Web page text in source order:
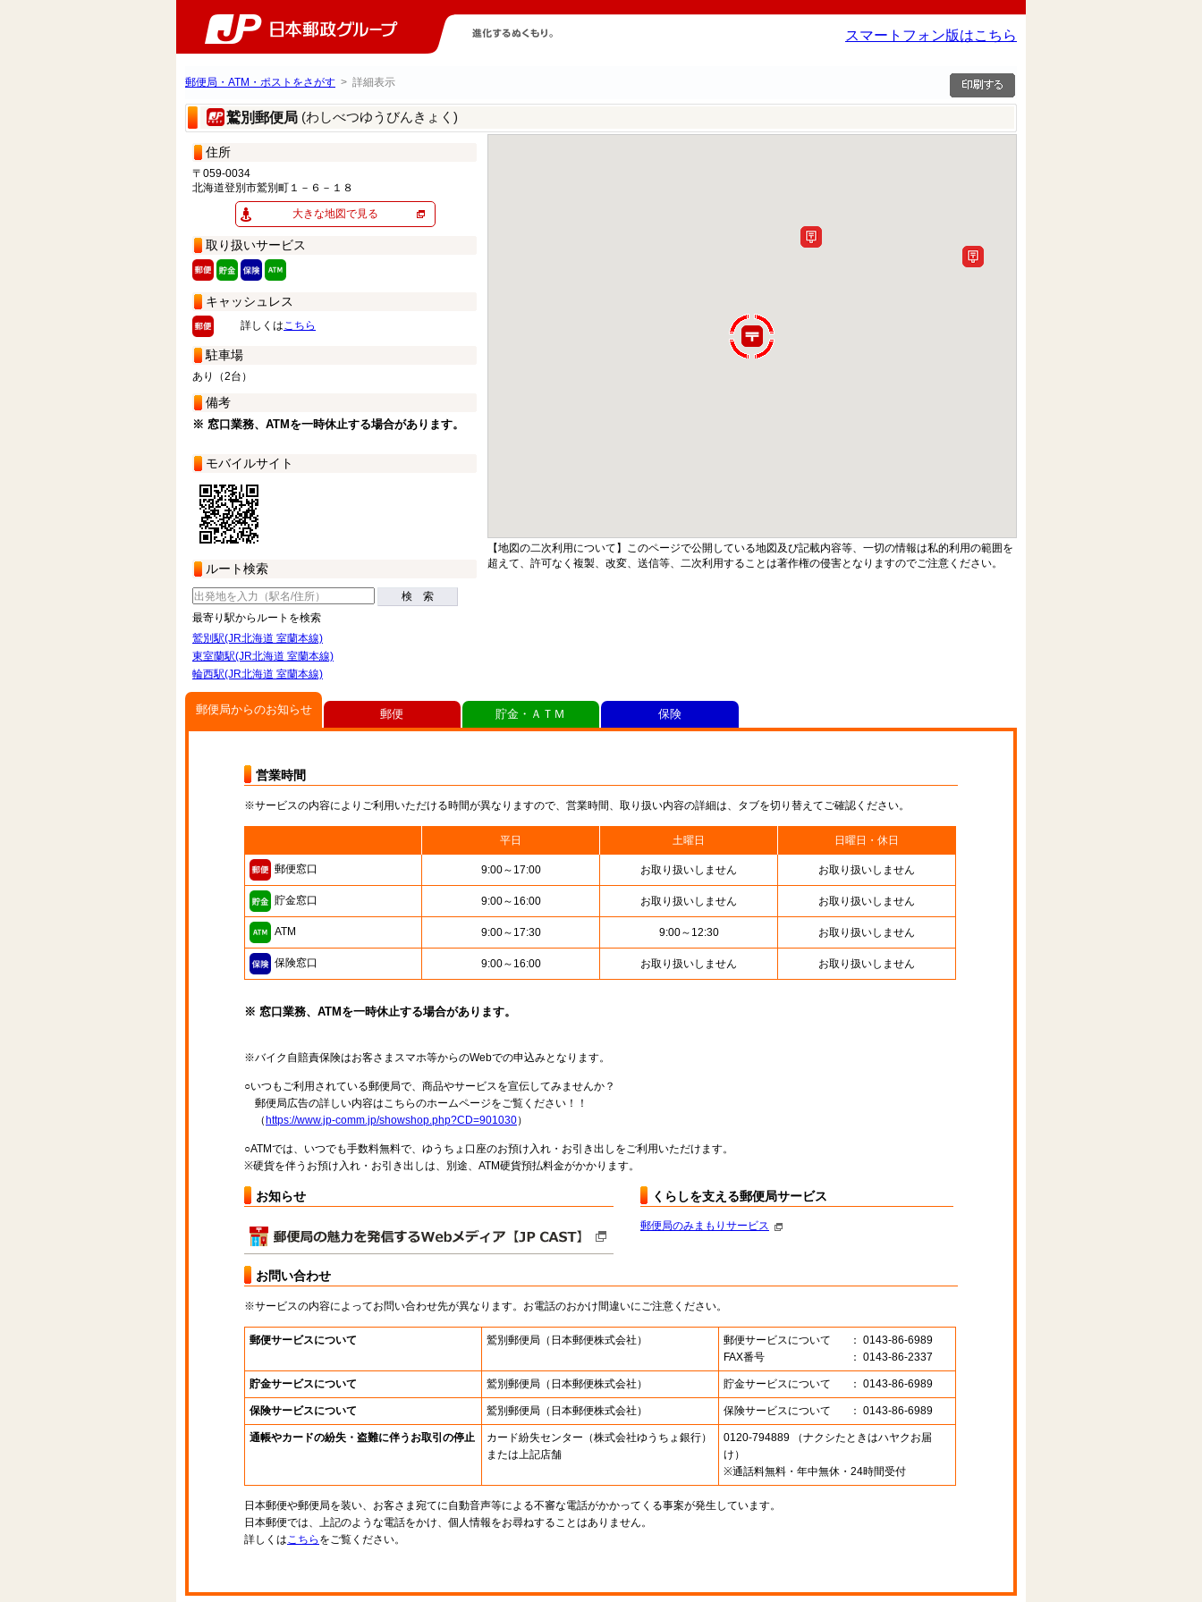
スマートフォン版はこちら
郵便局・ATM・ポストをさがす > 詳細表示
鷲別郵便局 (わしべつゆうびんきょく)
住所
〒059-0034
北海道登別市鷲別町１－６－１８
大きな地図で見る
取り扱いサービス
キャッシュレス
詳しくはこちら
駐車場
あり（2台）
備考
※ 窓口業務、ATMを一時休止する場合があります。
モバイルサイト
ルート検索
検 索
最寄り駅からルートを検索
鷲別駅(JR北海道 室蘭本線)
東室蘭駅(JR北海道 室蘭本線)
輪西駅(JR北海道 室蘭本線)
【地図の二次利用について】このページで公開している地図及び記載内容等、一切の情報は私的利用の範囲を
超えて、許可なく複製、改変、送信等、二次利用することは著作権の侵害となりますのでご注意ください。
郵便局からのお知らせ
営業時間
※サービスの内容によりご利用いただける時間が異なりますので、営業時間、取り扱い内容の詳細は、タブを切り替えてご確認ください。
平日 土曜日 日曜日・休日
郵便窓口 9:00～17:00 お取り扱いしません お取り扱いしません
貯金窓口 9:00～16:00 お取り扱いしません お取り扱いしません
ATM 9:00～17:30 9:00～12:30 お取り扱いしません
保険窓口 9:00～16:00 お取り扱いしません お取り扱いしません
※ 窓口業務、ATMを一時休止する場合があります。
※バイク自賠責保険はお客さまスマホ等からのWebでの申込みとなります。
○いつもご利用されている郵便局で、商品やサービスを宣伝してみませんか？
郵便局広告の詳しい内容はこちらのホームページをご覧ください！！
（ https://www.jp-comm.jp/showshop.php?CD=901030）
○ATMでは、いつでも手数料無料で、ゆうちょ口座のお預け入れ・お引き出しをご利用いただけます。
※硬貨を伴うお預け入れ・お引き出しは、別途、ATM硬貨預払料金がかかります。
お知らせ くらしを支える郵便局サービス
郵便局のみまもりサービス
お問い合わせ
※サービスの内容によってお問い合わせ先が異なります。お電話のおかけ間違いにご注意ください。
郵便サービスについて 鷲別郵便局 （日本郵便株式会社） 郵便サービスについて
： 0143-86-6989
FAX番号
： 0143-86-2337
貯金サービスについて 鷲別郵便局 （日本郵便株式会社） 貯金サービスについて ： 0143-86-6989
保険サービスについて 鷲別郵便局 （日本郵便株式会社） 保険サービスについて ： 0143-86-6989
通帳やカードの紛失・盗難に伴うお取引の停止 カード紛失センター （株式会社ゆうちょ銀行）
または上記店舗
0120-794889 （ナクシたときはハヤクお届
け）
※通話料無料・年中無休・24時間受付
日本郵便や郵便局を装い、お客さま宛てに自動音声等による不審な電話がかかってくる事案が発生しています。
日本郵便では、上記のような電話をかけ、個人情報をお尋ねすることはありません。
詳しくはこちら をご覧ください。
郵便 貯金・ＡＴＭ 保険